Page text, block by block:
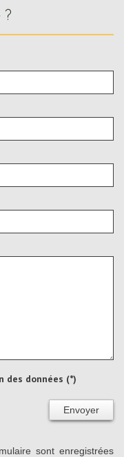
?
données (*)
Envoyer
sont enregistrées